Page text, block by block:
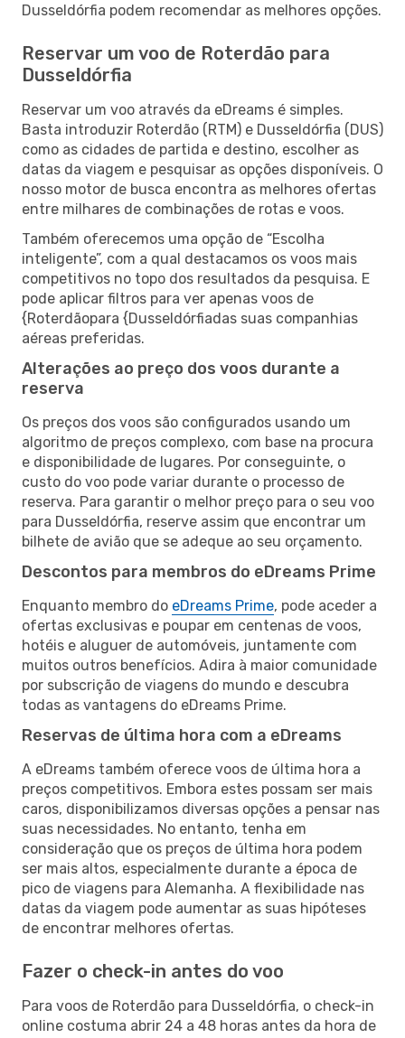
Dusseldórfia podem recomendar as melhores opções.
Reservar um voo de Roterdão para
Dusseldórfia
Reservar um voo através da eDreams é simples.
Basta introduzir Roterdão (RTM) e Dusseldórfia (DUS)
como as cidades de partida e destino, escolher as
datas da viagem e pesquisar as opções disponíveis. O
nosso motor de busca encontra as melhores ofertas
entre milhares de combinações de rotas e voos.
Também oferecemos uma opção de “Escolha
inteligente”, com a qual destacamos os voos mais
competitivos no topo dos resultados da pesquisa. E
pode aplicar filtros para ver apenas voos de
{Roterdãopara {Dusseldórfiadas suas companhias
aéreas preferidas.
Alterações ao preço dos voos durante a
reserva
Os preços dos voos são configurados usando um
algoritmo de preços complexo, com base na procura
e disponibilidade de lugares. Por conseguinte, o
custo do voo pode variar durante o processo de
reserva. Para garantir o melhor preço para o seu voo
para Dusseldórfia, reserve assim que encontrar um
bilhete de avião que se adeque ao seu orçamento.
Descontos para membros do eDreams Prime
Enquanto membro do eDreams Prime, pode aceder a
ofertas exclusivas e poupar em centenas de voos,
hotéis e aluguer de automóveis, juntamente com
muitos outros benefícios. Adira à maior comunidade
por subscrição de viagens do mundo e descubra
todas as vantagens do eDreams Prime.
Reservas de última hora com a eDreams
A eDreams também oferece voos de última hora a
preços competitivos. Embora estes possam ser mais
caros, disponibilizamos diversas opções a pensar nas
suas necessidades. No entanto, tenha em
consideração que os preços de última hora podem
ser mais altos, especialmente durante a época de
pico de viagens para Alemanha. A flexibilidade nas
datas da viagem pode aumentar as suas hipóteses
de encontrar melhores ofertas.
Fazer o check-in antes do voo
Para voos de Roterdão para Dusseldórfia, o check-in
online costuma abrir 24 a 48 horas antes da hora de